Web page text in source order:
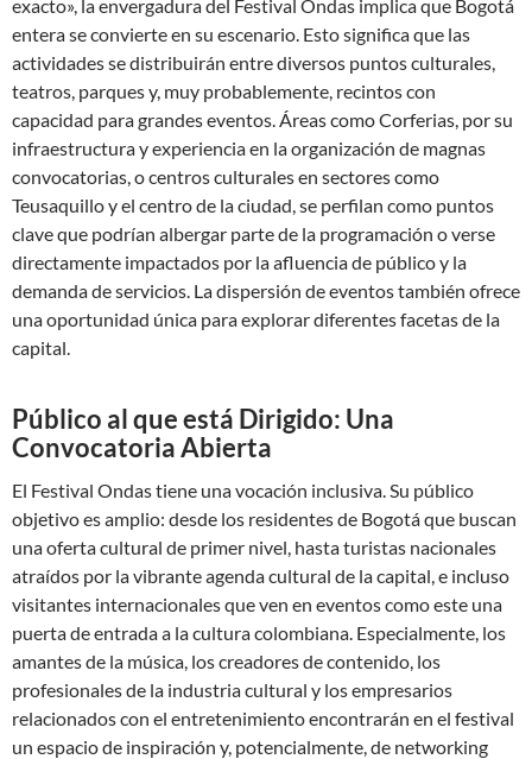
exacto», la envergadura del Festival Ondas implica que Bogotá
entera se convierte en su escenario. Esto significa que las
actividades se distribuirán entre diversos puntos culturales,
teatros, parques y, muy probablemente, recintos con
capacidad para grandes eventos. Áreas como Corferias, por su
infraestructura y experiencia en la organización de magnas
convocatorias, o centros culturales en sectores como
Teusaquillo y el centro de la ciudad, se perfilan como puntos
clave que podrían albergar parte de la programación o verse
directamente impactados por la afluencia de público y la
demanda de servicios. La dispersión de eventos también ofrece
una oportunidad única para explorar diferentes facetas de la
capital.
Público al que está Dirigido: Una
Convocatoria Abierta
El Festival Ondas tiene una vocación inclusiva. Su público
objetivo es amplio: desde los residentes de Bogotá que buscan
una oferta cultural de primer nivel, hasta turistas nacionales
atraídos por la vibrante agenda cultural de la capital, e incluso
visitantes internacionales que ven en eventos como este una
puerta de entrada a la cultura colombiana. Especialmente, los
amantes de la música, los creadores de contenido, los
profesionales de la industria cultural y los empresarios
relacionados con el entretenimiento encontrarán en el festival
un espacio de inspiración y, potencialmente, de networking